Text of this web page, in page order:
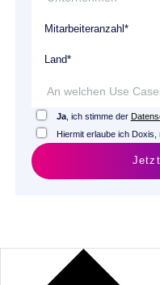
Ja, ich stimme der
Hiermit erlaube ich